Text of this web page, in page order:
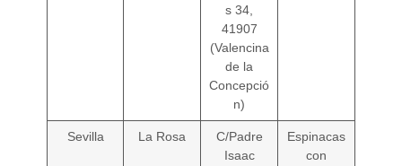
s 34,
41907
(Valencina
de la
Concepció
n)
Sevilla La Rosa
C/Padre
Isaac
Espinacas
con